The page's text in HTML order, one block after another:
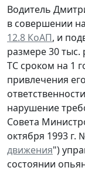
Водитель
в совершении
12.8 КоАП, и
размере 30
ТС сроком на 1
привлечения
нарушение
Совета
октября 1993 г.
движения")
состоянии